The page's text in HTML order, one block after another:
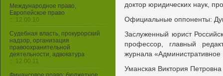
доктор юридических наук,
Официальные оппоненты:
Заслуженный юрист
профессор, главный
журнала «Административное
Уманская Виктория Петровна
Международное право,
Европейское право
::: 12.00.10
Судебная власть, прокурорский
надзор, организация
правоохранительной
деятельности, адвокатура
::: 12.00.11